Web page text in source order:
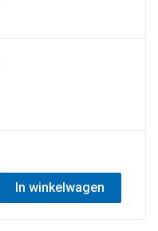
In winkelwagen